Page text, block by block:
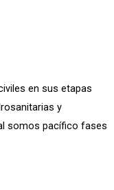
en sus etapas
y
somos pacífico fases